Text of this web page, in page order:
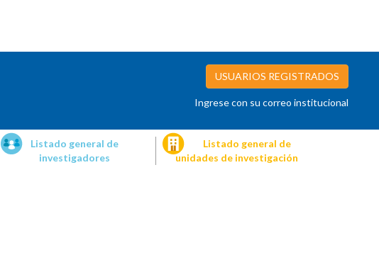
USUARIOS REGISTRADOS
Ingrese con su correo institucional
Listado general de
investigadores
Listado general de
unidades de investigación